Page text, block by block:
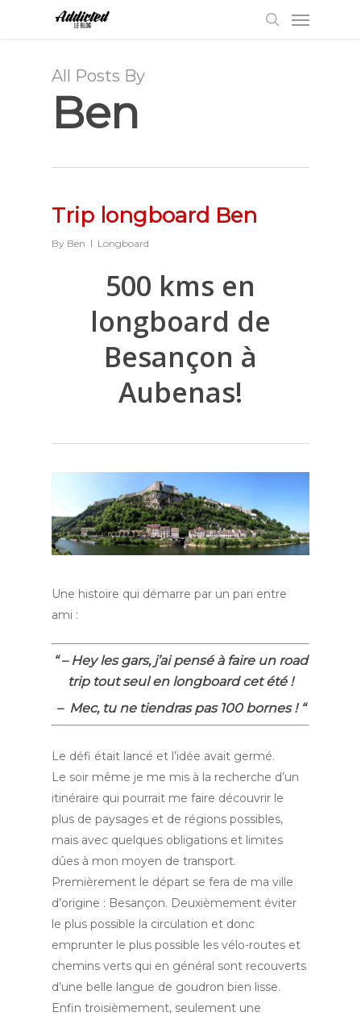
Menu
All Posts By
Ben
Trip longboard Ben
By Ben Longboard
500 kms en
longboard de
Besançon à
Aubenas!
Une histoire qui démarre par un pari entre
ami :
“ – Hey les gars, j’ai pensé à faire un road
trip tout seul en longboard cet été !
– Mec, tu ne tiendras pas 100 bornes ! “
Le défi était lancé et l’idée avait germé.
Le soir même je me mis à la recherche d’un
itinéraire qui pourrait me faire découvrir le
plus de paysages et de régions possibles,
mais avec quelques obligations et limites
dûes à mon moyen de transport.
Premièrement le départ se fera de ma ville
d’origine : Besançon. Deuxièmement éviter
le plus possible la circulation et donc
emprunter le plus possible les vélo-routes et
chemins verts qui en général sont recouverts
d’une belle langue de goudron bien lisse.
Enfin troisièmement, seulement une